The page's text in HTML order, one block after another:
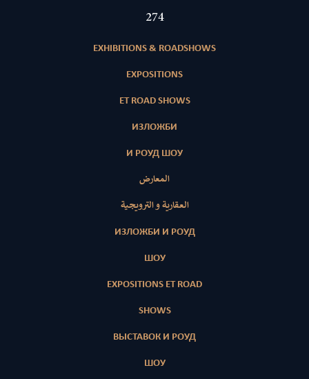
422
EXHIBITIONS & ROADSHOWS
EXPOSITIONS
ET ROAD SHOWS
ИЗЛОЖБИ
И РОУД ШОУ
المعارض
العقارية و الترويجية
ИЗЛОЖБИ И РОУД
ШОУ
EXPOSITIONS ET ROAD
SHOWS
ВЫСТАВОК И РОУД
ШОУ